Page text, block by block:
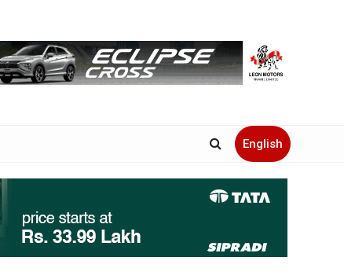
English